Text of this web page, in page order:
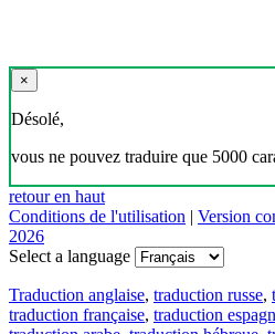
×
Désolé,
vous ne pouvez traduire que 5000
retour en haut
Conditions de l'utilisation | Version
2026
Select a language
Traduction anglaise, traduction russe,
traduction française, traduction